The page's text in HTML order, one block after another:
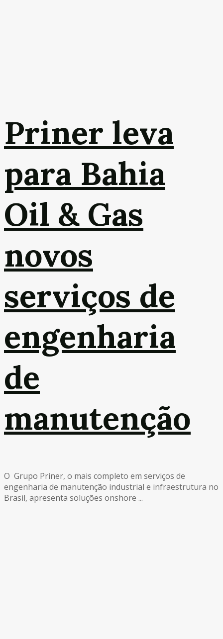
Priner leva
para Bahia
Oil & Gas
novos
serviços de
engenharia
de
manutenção
O Grupo Priner, o mais completo em serviços de
engenharia de manutenção industrial e infraestrutura no
Brasil, apresenta soluções onshore ...